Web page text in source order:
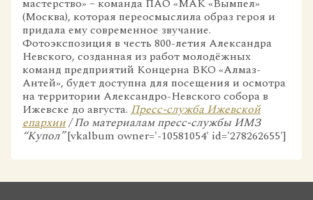
мастерство» – команда ПАО «МАК «Вымпел»
(Москва), которая переосмыслила образ героя и
придала ему современное звучание.
Фотоэкспозиция в честь 800-летия Александра
Невского, созданная из работ молодёжных
команд предприятий Концерна ВКО «Алмаз-
Антей», будет доступна для посещения и осмотра
на территории Александро-Невского собора в
Ижевске до августа. Пресс-служба Ижевской
епархии/ По материалам пресс-службы ИМЗ
“Купол”[vkalbum owner='-10581054' id='278262655']